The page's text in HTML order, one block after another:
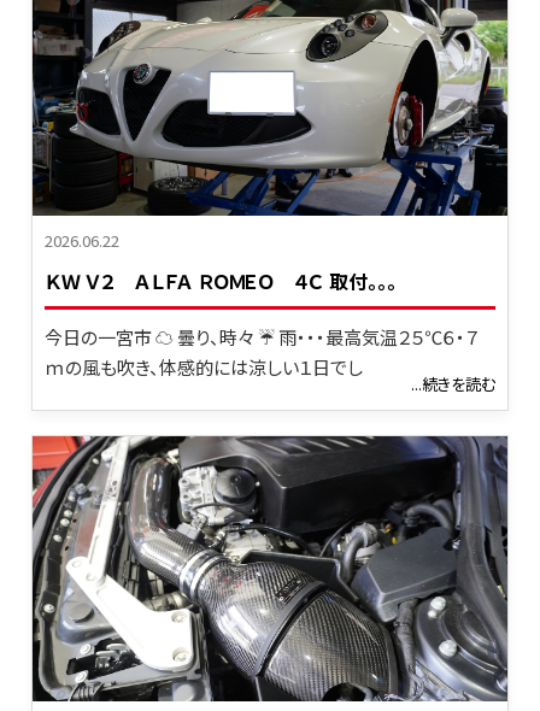
2026.06.22
ＫＷ Ｖ２ ＡＬＦＡ ＲＯＭＥＯ ４Ｃ 取付。。。
今日の一宮市 ☁ 曇り、時々 ☔ 雨・・・最高気温２５℃６・７
ｍの風も吹き、体感的には涼しい１日でし
...続きを読む